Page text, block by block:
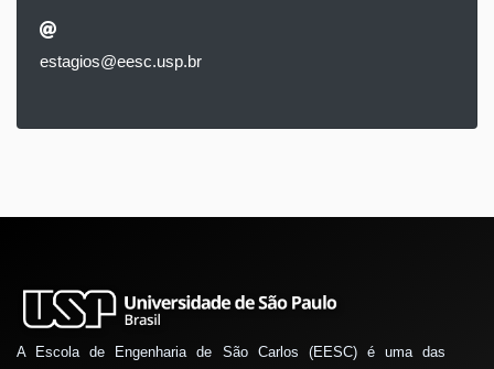
estagios@eesc.usp.br
A Escola de Engenharia de São Carlos (EESC) é uma das